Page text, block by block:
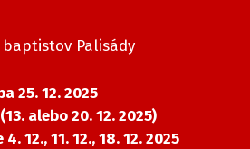
Palisády
25. 12. 2025
(13. alebo 20. 12. 2025)
12., 11. 12., 18. 12. 2025